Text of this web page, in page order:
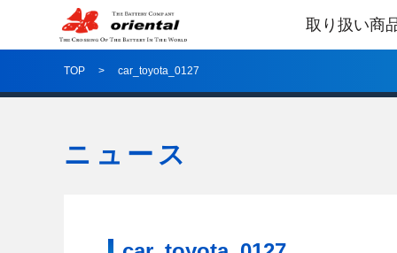
取り扱い商
TOP car_toyota_0127
ニュース